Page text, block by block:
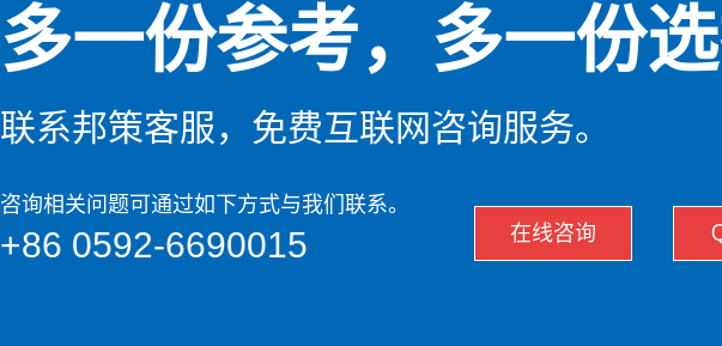
多一份参考，多一份选
联系邦策客服，免费互联网咨询服务。
咨询相关问题可通过如下方式与我们联系。
+86 0592-6690015 在线咨询